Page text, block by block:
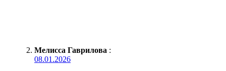
Мелисса Гаврилова :
08.01.2026